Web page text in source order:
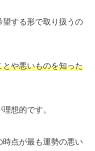
する形で取り扱うの
とや悪いものを知った
想的です。
点が最も運勢の悪い